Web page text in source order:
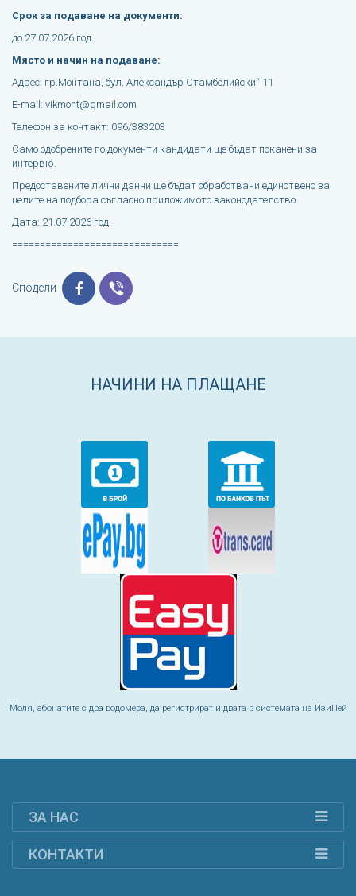
Срок за подаване на документи:
до 27.07.2026 год.
Място и начин на подаване:
Адрес: гр.Монтана, бул. Александър Стамболийски“ 11
E-mail: vikmont@gmail.com
Телефон за контакт: 096/383203
Само одобрените по документи кандидати ще бъдат поканени за
интервю.
Предоставените лични данни ще бъдат обработвани единствено за
целите на подбора съгласно приложимото законодателство.
Дата: 21.07.2026 год.
==============================
Сподели
НАЧИНИ НА ПЛАЩАНЕ
Моля, абонатите с два водомера, да регистрират и двата в системата на ИзиПей
ЗА НАС
КОНТАКТИ